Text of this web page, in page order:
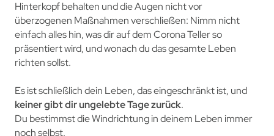
Hinterkopf behalten und die Augen nicht vor
überzogenen Maßnahmen verschließen: Nimm nicht
einfach alles hin, was dir auf dem Corona Teller so
präsentiert wird, und wonach du das gesamte Leben
richten sollst.
Es ist schließlich dein Leben, das eingeschränkt ist, und
keiner gibt dir ungelebte Tage zurück.
Du bestimmst die Windrichtung in deinem Leben immer
noch selbst.